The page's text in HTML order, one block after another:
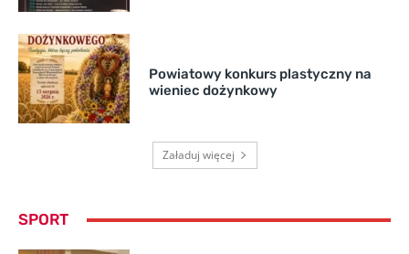
Powiatowy konkurs plastyczny na
wieniec dożynkowy
Załaduj więcej
SPORT